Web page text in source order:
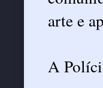
arte e
A